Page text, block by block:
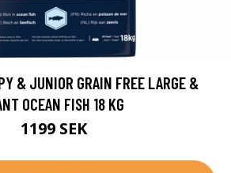
& JUNIOR GRAIN FREE LARGE &
OCEAN FISH 18 KG
1199 SEK